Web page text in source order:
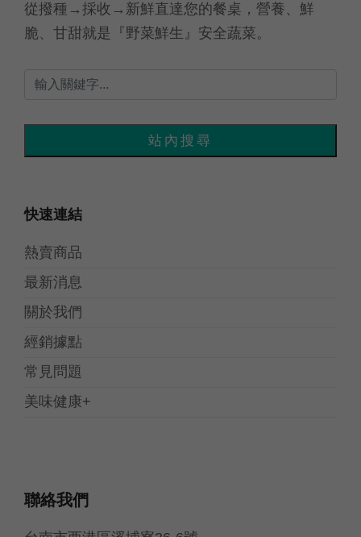
從撥種→採收→新鮮直達您的餐桌，營養、鮮
脆、甘甜就是『野菜鮮生』安全蔬菜。
快速連結
熱賣商品
最新消息
關於我們
經銷據點
常見問題
美味健康+
聯絡我們